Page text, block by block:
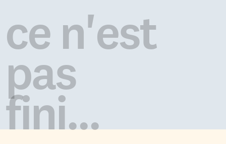
ce n'est
pas
fini...